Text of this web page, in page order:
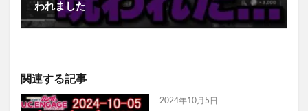
われました
関連する記事
2024年10月5日